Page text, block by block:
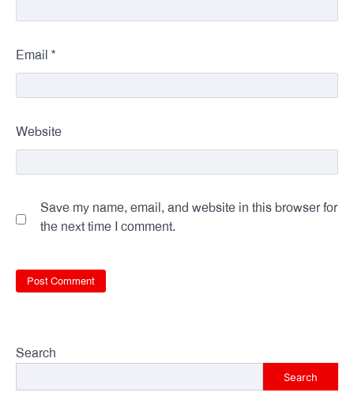
Email *
Website
Save my name, email, and website in this browser for
the next time I comment.
Search
Search